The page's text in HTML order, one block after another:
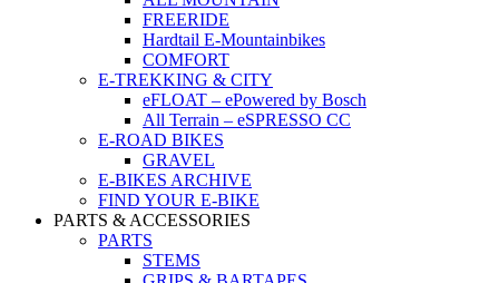
FREERIDE
Hardtail E-Mountainbikes
COMFORT
E-TREKKING & CITY
eFLOAT – ePowered by Bosch
All Terrain – eSPRESSO CC
E-ROAD BIKES
GRAVEL
E-BIKES ARCHIVE
FIND YOUR E-BIKE
PARTS & ACCESSORIES
PARTS
STEMS